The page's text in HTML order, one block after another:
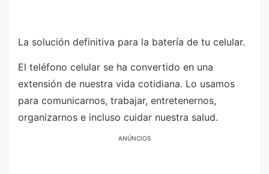
La solución definitiva para la batería de tu celular.
El teléfono celular se ha convertido en una
extensión de nuestra vida cotidiana. Lo usamos
para comunicarnos, trabajar, entretenernos,
organizarnos e incluso cuidar nuestra salud.
ANÚNCIOS